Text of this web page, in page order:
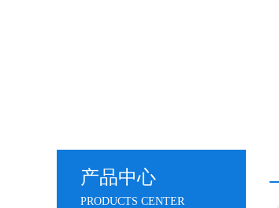
产品中心
PRODUCTS CENTER